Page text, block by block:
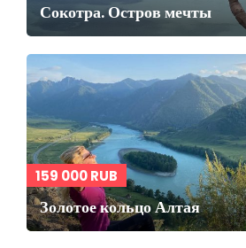
Сокотра. Остров мечты
159 000 RUB
Золотое кольцо Алтая